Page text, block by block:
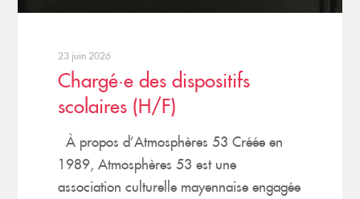
23 juin 2026
Chargé·e des dispositifs
scolaires (H/F)
À propos d’Atmosphères 53 Créée en
1989, Atmosphères 53 est une
association culturelle mayennaise engagée